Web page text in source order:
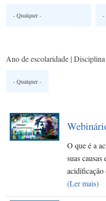
Ano de escolaridade |
O que é a
suas
(Ler mais)